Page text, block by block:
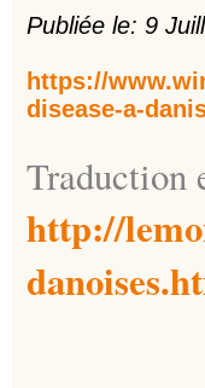
Publiée le: 9
https://
disease-a-
Traduction
http://